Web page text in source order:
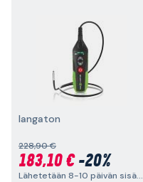
langaton
228,90 €
183,10 €-20%
Lähetetään 8-10 päivän sisällä